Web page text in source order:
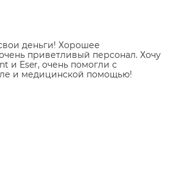
деньги! Хорошее
приветливый персонал. Хочу
и Eser, очень помогли с
и медицинской помощью!